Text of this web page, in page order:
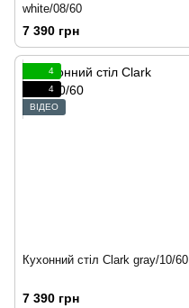
white/08/60
7 390 грн
4
4
ВІДЕО
Кухонний стіл Clark gray/10/60
7 390 грн